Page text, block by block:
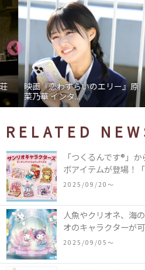
映画『恋わずらいのエリー』原
菜乃華 インタ...
RELATED
「つくるんです®」
ボアイテムが登場！
ん」などミニチュア
のメリーゴーランド
付きのウッドパズル
2025/09/20〜
人魚やクリオネ、海
オのキャラクターが
2025～マーメイドフ
ズメント施設「ナム
ン」で開催！
2025/09/05〜